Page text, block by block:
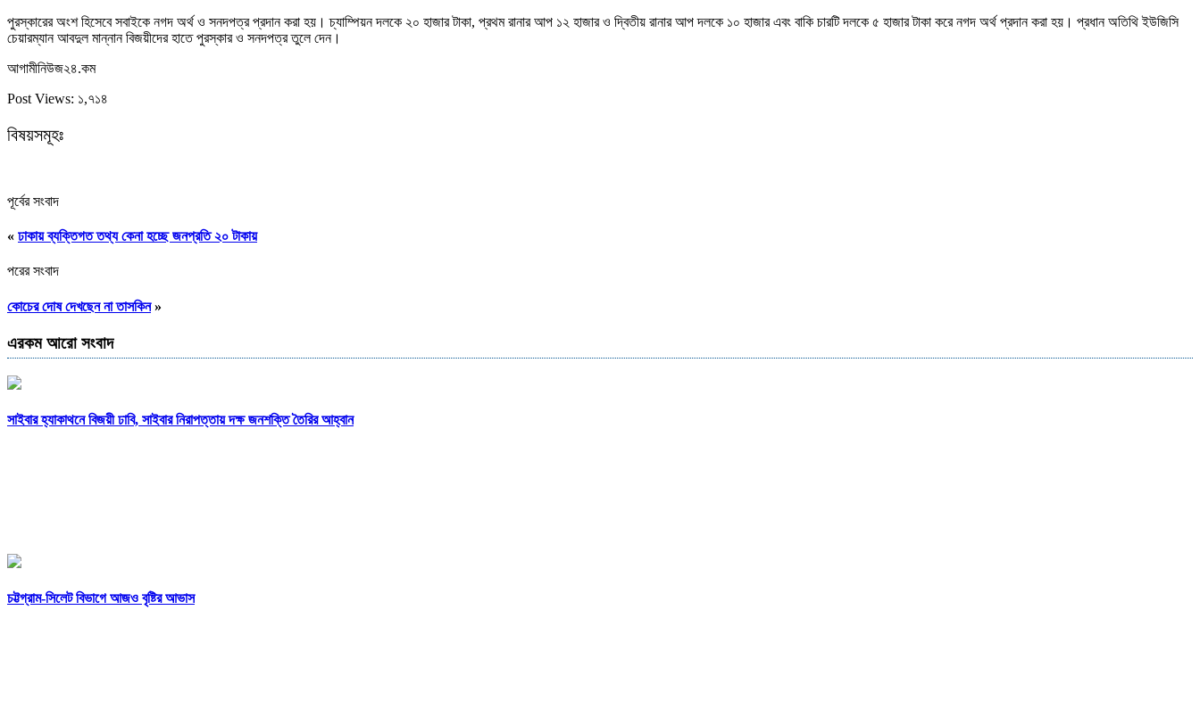
পুরস্কারের অংশ হিসেবে সবাইকে নগদ অর্থ ও সনদপত্র প্রদান করা হয়। চ্যাম্পিয়ন দলকে ২০ হাজার টাকা, প্রথম রানার আপ ১২ হাজার ও দ্বিতীয় রানার আপ দলকে ১০ হাজার এবং বাকি চারটি দলকে ৫ হাজার টাকা করে নগদ অর্থ প্রদান করা হয়। প্রধান অতিথি ইউজিসি
চেয়ারম্যান আবদুল মান্নান বিজয়ীদের হাতে পুরস্কার ও সনদপত্র তুলে দেন।
আগামীনিউজ২৪.কম
Post Views: ১,৭১৪
বিষয়সমূহঃ
পূর্বের সংবাদ
« ঢাকায় ব্যক্তিগত তথ্য কেনা হচ্ছে জনপ্রতি ২০ টাকায়
পরের সংবাদ
কোচের দোষ দেখছেন না তাসকিন»
এরকম আরো সংবাদ
সাইবার হ্যাকাথনে বিজয়ী ঢাবি, সাইবার নিরাপত্তায় দক্ষ জনশক্তি তৈরির আহ্বান
চট্টগ্রাম-সিলেট বিভাগে আজও বৃষ্টির আভাস